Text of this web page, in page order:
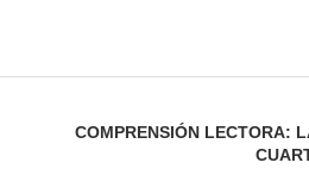
COMPRENSIÓN LECTORA: